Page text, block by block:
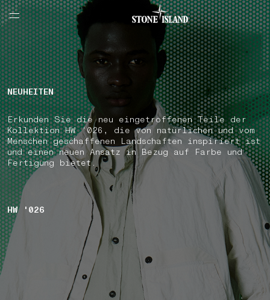
NAVIGATION.ARIA.GOTOMAINCONTENT
LABEL.SHOPPINGCOUNTRY SCHWEIZ
NEUHEITEN
Erkunden Sie die neu eingetroffenen Teile der
Kollektion HW '026, die von natürlichen und vom
Menschen geschaffenen Landschaften inspiriert ist
und einen neuen Ansatz in Bezug auf Farbe und
Fertigung bietet.
HW '026